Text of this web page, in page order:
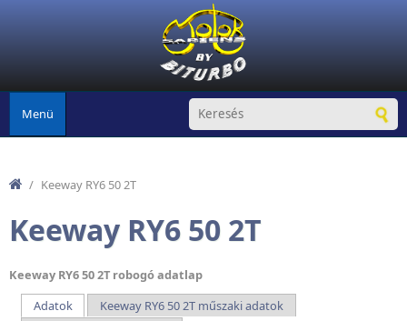
Menü
/ Keeway RY6 50 2T
Keeway RY6 50 2T
Keeway RY6 50 2T robogó adatlap
Adatok(aktív fül)Keeway RY6 50 2T műszaki adatok